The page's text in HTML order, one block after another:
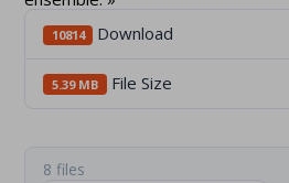
10814 Download
5.39 MB File Size
8 files